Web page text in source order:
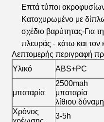
Επτά τύποι
Κατοχυρωμένο με
σχέδιο βαρύτητας-Για
πλευράς - κάτω και
Λεπτομερής περιγραφή
Υλικό
ABS+PC
μπαταρία
2500mah
μπαταρία
λίθιου
Χρόνος
3-5h